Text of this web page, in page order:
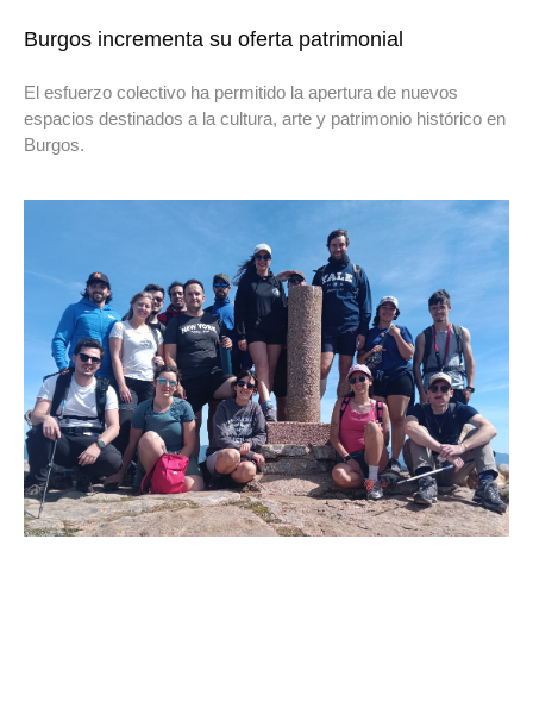
Burgos incrementa su oferta patrimonial
El esfuerzo colectivo ha permitido la apertura de nuevos
espacios destinados a la cultura, arte y patrimonio histórico en
Burgos.